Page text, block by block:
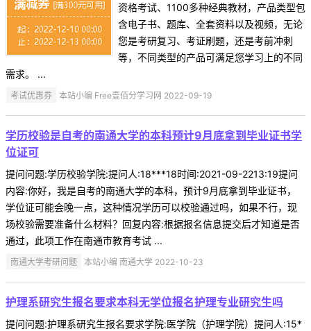
资格考试、1100多种经典教材，产品类型包
含电子书、题库、全套资料以及视频，无论
您是考研复习、考证刷题，还是考前冲刺
等，不同类型的产品可满足您学习上的不同
需求。 ...
考试优惠券 本站小编 Free壹佰分学习网 2022-09-19
学历校验是自考的南通大学的本科预计9月底拿到毕业证书学
位证可
提问问题:学历校验学院:提问人:18***18时间:2021-09-2213:19提问
内容:你好，我是自考的南通大学的本科，预计9月底拿到毕业证书，
学位证可能会晚一点，这种情况学历可以校验通过吗，如果不行，现
场校验需要准备什么材料？回复内容:根据报名信息提交后才知道是否
通过，此项工作在南通市教育考试 ...
南通大学考研问题 本站小编 南通大学 2022-10-23
护理系研究生报名要求本科无学位报名护理专业研究生吗
提问问题:护理系研究生报名要求学院:医学院（护理学院）提问人:15*